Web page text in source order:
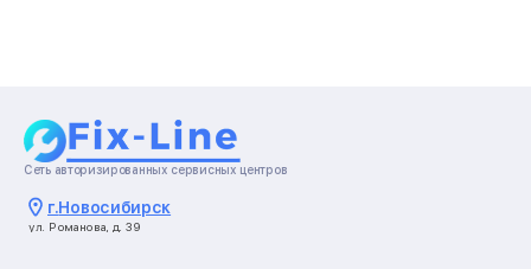
Сеть авторизированных сервисных центров
г.Новосибирск
ул. Романова, д. 39